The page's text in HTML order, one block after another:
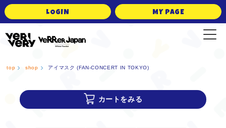
LOGIN MY PAGE
top shop アイマスク (FAN-CONCERT IN TOKYO)
カートをみる